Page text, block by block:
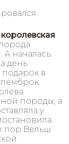
А началась
день
в
породы, а
у
пор Вельш